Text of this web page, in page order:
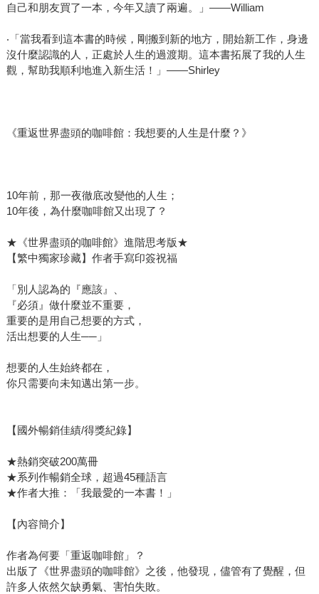
自己和朋友買了一本，今年又讀了兩遍。」——William
‧「當我看到這本書的時候，剛搬到新的地方，開始新工作，身邊
沒什麼認識的人，正處於人生的過渡期。這本書拓展了我的人生
觀，幫助我順利地進入新生活！」——Shirley
《重返世界盡頭的咖啡館：我想要的人生是什麼？》
10年前，那一夜徹底改變他的人生；
10年後，為什麼咖啡館又出現了？
★《世界盡頭的咖啡館》進階思考版★
【繁中獨家珍藏】作者手寫印簽祝福
「別人認為的『應該』、
『必須』做什麼並不重要，
重要的是用自己想要的方式，
活出想要的人生──」
想要的人生始終都在，
你只需要向未知邁出第一步。
【國外暢銷佳績/得獎紀錄】
★熱銷突破200萬冊
★系列作暢銷全球，超過45種語言
★作者大推：「我最愛的一本書！」
【內容簡介】
作者為何要「重返咖啡館」？
出版了《世界盡頭的咖啡館》之後，他發現，儘管有了覺醒，但
許多人依然欠缺勇氣、害怕失敗。